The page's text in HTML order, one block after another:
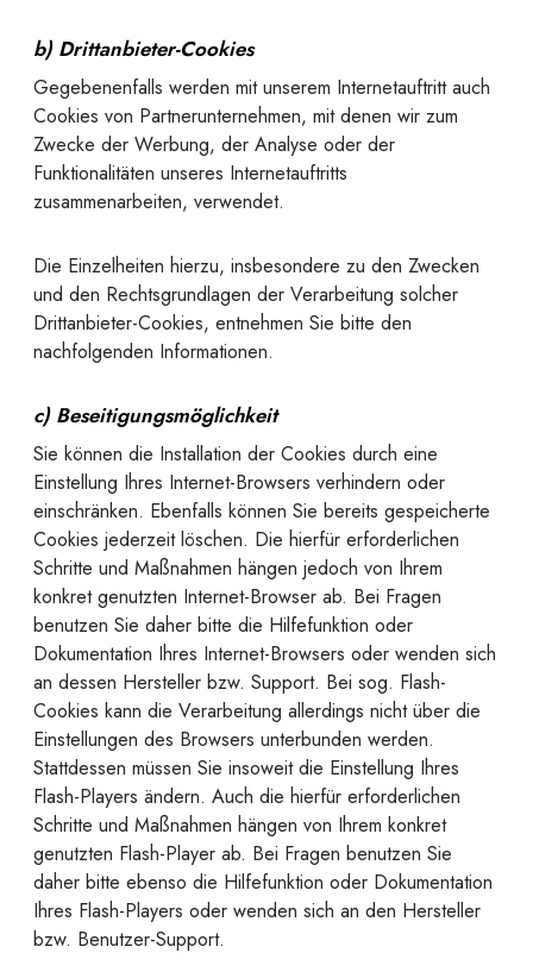
b) Drittanbieter-Cookies
Gegebenenfalls werden mit unserem Internetauftritt auch
Cookies von Partnerunternehmen, mit denen wir zum
Zwecke der Werbung, der Analyse oder der
Funktionalitäten unseres Internetauftritts
zusammenarbeiten, verwendet.
Die Einzelheiten hierzu, insbesondere zu den Zwecken
und den Rechtsgrundlagen der Verarbeitung solcher
Drittanbieter-Cookies, entnehmen Sie bitte den
nachfolgenden Informationen.
c) Beseitigungsmöglichkeit
Sie können die Installation der Cookies durch eine
Einstellung Ihres Internet-Browsers verhindern oder
einschränken. Ebenfalls können Sie bereits gespeicherte
Cookies jederzeit löschen. Die hierfür erforderlichen
Schritte und Maßnahmen hängen jedoch von Ihrem
konkret genutzten Internet-Browser ab. Bei Fragen
benutzen Sie daher bitte die Hilfefunktion oder
Dokumentation Ihres Internet-Browsers oder wenden sich
an dessen Hersteller bzw. Support. Bei sog. Flash-
Cookies kann die Verarbeitung allerdings nicht über die
Einstellungen des Browsers unterbunden werden.
Stattdessen müssen Sie insoweit die Einstellung Ihres
Flash-Players ändern. Auch die hierfür erforderlichen
Schritte und Maßnahmen hängen von Ihrem konkret
genutzten Flash-Player ab. Bei Fragen benutzen Sie
daher bitte ebenso die Hilfefunktion oder Dokumentation
Ihres Flash-Players oder wenden sich an den Hersteller
bzw. Benutzer-Support.